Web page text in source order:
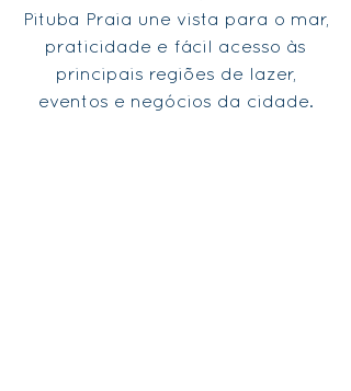
Pituba Praia une vista para o mar,
praticidade e fácil acesso às
principais regiões de lazer,
eventos e negócios da cidade.